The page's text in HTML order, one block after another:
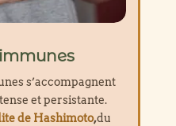
s’accompagnent
et persistante.
de Hashimoto,du